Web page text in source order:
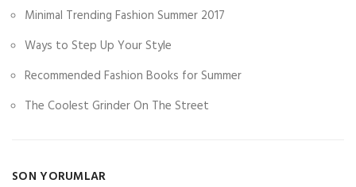
Minimal Trending Fashion Summer 2017
Ways to Step Up Your Style
Recommended Fashion Books for Summer
The Coolest Grinder On The Street
SON YORUMLAR